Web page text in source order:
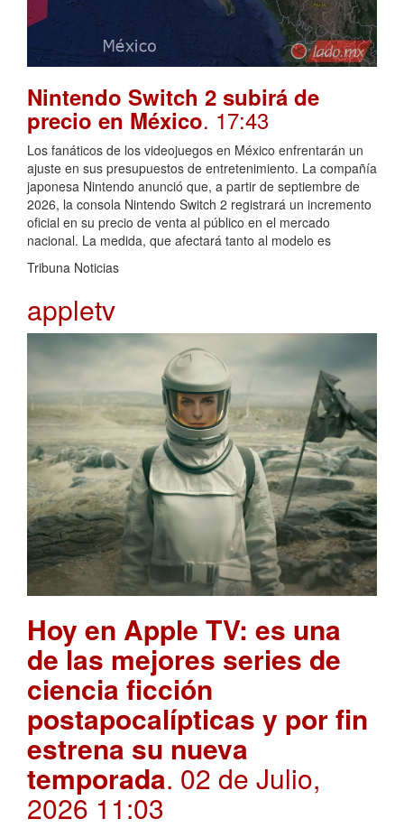
Nintendo Switch 2 subirá de
precio en México. 17:43
Los fanáticos de los videojuegos en México enfrentarán un
ajuste en sus presupuestos de entretenimiento. La compañía
japonesa Nintendo anunció que, a partir de septiembre de
2026, la consola Nintendo Switch 2 registrará un incremento
oficial en su precio de venta al público en el mercado
nacional. La medida, que afectará tanto al modelo es
Tribuna Noticias
appletv
Hoy en Apple TV: es una
de las mejores series de
ciencia ficción
postapocalípticas y por fin
estrena su nueva
temporada. 02 de Julio,
2026 11:03